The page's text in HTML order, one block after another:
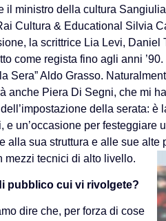
il ministro della cultura
Cultura & Educational Silvia
la scrittrice Lia Levi, Daniel
come regista fino agli anni
Sera” Aldo Grasso.
anche Piera Di Segni, che mi
della serata: è
un’occasione per festeggiare
alla sua struttura e alle sue alte
mezzi tecnici di alto livello.
pubblico cui vi rivolgete?
dire che, per forza di cose